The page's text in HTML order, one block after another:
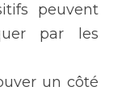
peuvent
par les
un côté